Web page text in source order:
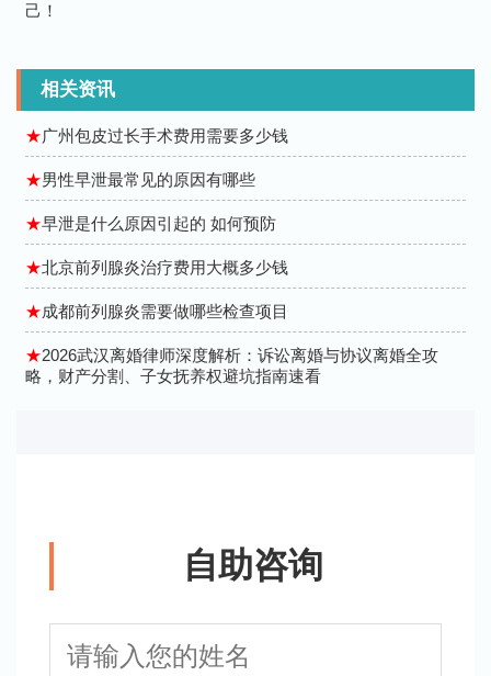
己！
相关资讯
★广州包皮过长手术费用需要多少钱
★男性早泄最常见的原因有哪些
★早泄是什么原因引起的 如何预防
★北京前列腺炎治疗费用大概多少钱
★成都前列腺炎需要做哪些检查项目
★2026武汉离婚律师深度解析：诉讼离婚与协议离婚全攻
略，财产分割、子女抚养权避坑指南速看
自助咨询